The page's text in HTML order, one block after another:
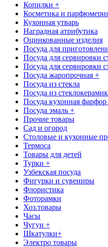
Копилки +
Косметика и
Кухонная утварь
Наградная атрибутика
Оцинкованные изделия
Посуда для
Посуда для сервировки
Посуда для сервировки
Посуда жаропрочная +
Посуда из стекла
Посуда из
Посуда кухонная
Посуда эмаль +
Прочие товары
Сад и огород
Столовые и кухонные
Термоса
Товары для детей
Турки +
Узбекская посуда
Фигурки и сувениры
Флористика
Фоторамки
Хоз.товары
Часы
Чугун +
Шкатулки+
Электро товары